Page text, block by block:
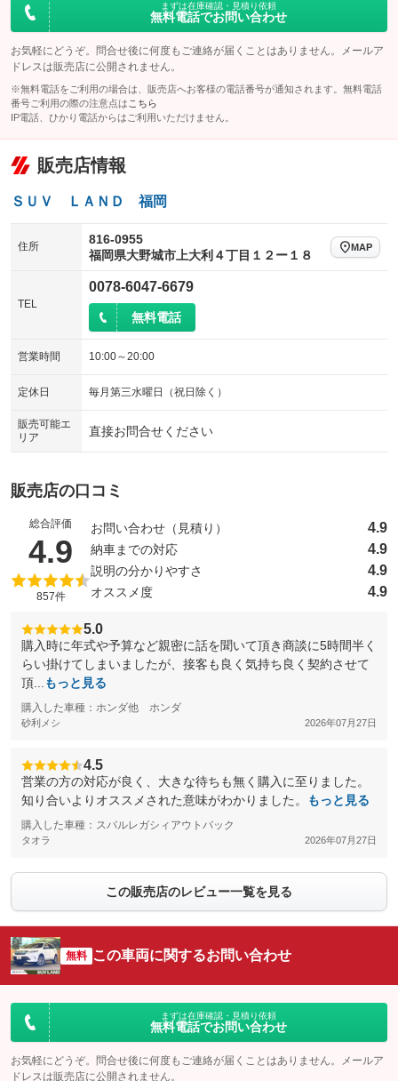
まずは在庫確認・見積り依頼
無料電話でお問い合わせ
お気軽にどうぞ。問合せ後に何度もご連絡が届くことはありません。メールア
ドレスは販売店に公開されません。
※無料電話をご利用の場合は、販売店へお客様の電話番号が通知されます。無料電話
番号ご利用の際の注意点は こちら
IP電話、ひかり電話からはご利用いただけません。
販売店情報
ＳＵＶ ＬＡＮＤ 福岡
住所
816-0955
福岡県大野城市上大利４丁目１２ー１８
MAP
TEL
0078-6047-6679
無料電話
営業時間 10:00～20:00
定休日 毎月第三水曜日（祝日除く）
販売可能エ
リア
直接お問合せください
販売店の口コミ
総合評価
4.9 （5点満点中）
857件
お問い合わせ（見積り） 4.9
納車までの対応 4.9
説明の分かりやすさ 4.9
オススメ度 4.9
5.0
購入時に年式や予算など親密に話を聞いて頂き商談に5時間半く
らい掛けてしまいましたが、接客も良く気持ち良く契約させて
頂...
もっと見る
購入した車種：ホンダ他 ホンダ
砂利メシ 2026年07月27日
4.5
営業の方の対応が良く、大きな待ちも無く購入に至りました。
知り合いよりオススメされた意味がわかりました。
もっと見る
購入した車種：スバルレガシィアウトバック
タオラ 2026年07月27日
この販売店のレビュー一覧を見る
無料 この車両に関するお問い合わせ
まずは在庫確認・見積り依頼
無料電話でお問い合わせ
お気軽にどうぞ。問合せ後に何度もご連絡が届くことはありません。メールア
ドレスは販売店に公開されません。